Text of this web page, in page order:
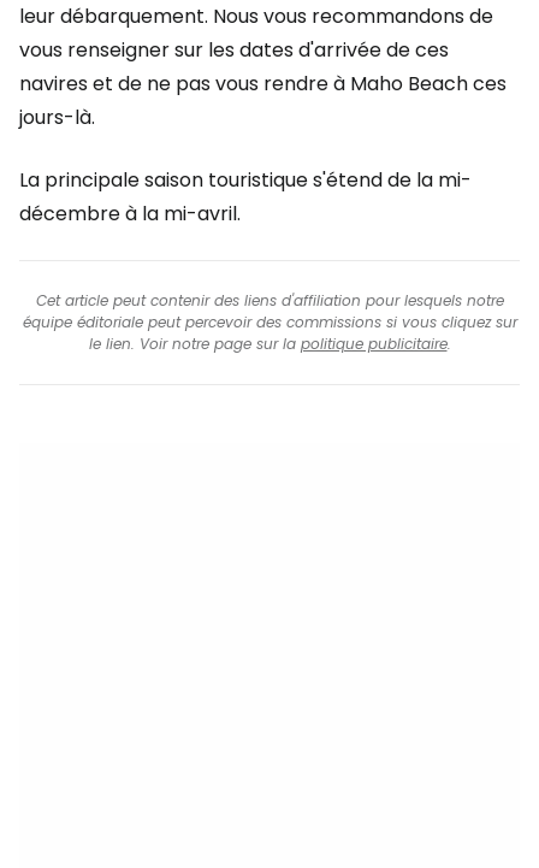
leur débarquement. Nous vous recommandons de
vous renseigner sur les dates d'arrivée de ces
navires et de ne pas vous rendre à Maho Beach ces
jours-là.
La principale saison touristique s'étend de la mi-
décembre à la mi-avril.
Cet article peut contenir des liens d'affiliation pour lesquels notre
équipe éditoriale peut percevoir des commissions si vous cliquez sur
le lien. Voir notre page sur la politique publicitaire.